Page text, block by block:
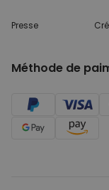
Presse
Méthode de